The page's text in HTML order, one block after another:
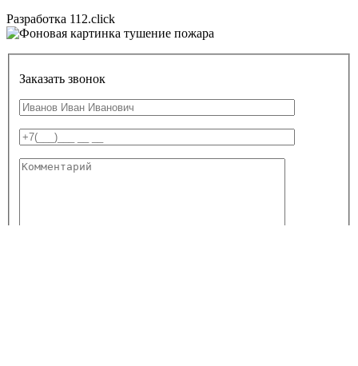
Разработка 112.click
Заказать звонок